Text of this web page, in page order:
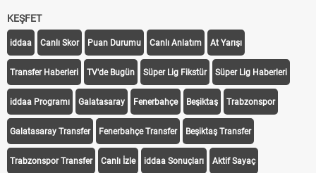
KEŞFET
iddaa Canlı Skor Puan Durumu Canlı Anlatım At Yarışı
Transfer Haberleri TV'de Bugün Süper Lig Fikstür Süper Lig Haberleri
iddaa Programı Galatasaray Fenerbahçe Beşiktaş Trabzonspor
Galatasaray Transfer Fenerbahçe Transfer Beşiktaş Transfer
Trabzonspor Transfer Canlı İzle iddaa Sonuçları Aktif Sayaç